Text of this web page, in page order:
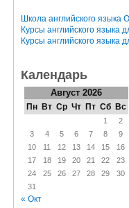
Школа английского языка
Курсы английского языка
Курсы английского языка
Календарь
Август 2026
Пн Вт Ср Чт Пт Сб Вс
1
2
3
4 5 6 7 8
9
10
11 12 13 14 15
16
17
18 19 20 21 22
23
24
25 26 27 28 29
30
31
« Окт